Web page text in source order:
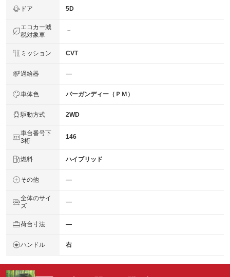
ドア 5D
エコカー減
税対象車
－
ミッション CVT
過給器 ―
車体色 バーガンディー（ＰＭ）
駆動方式 2WD
車台番号下
3桁
146
燃料 ハイブリッド
その他 ―
全体のサイ
ズ
―
荷台寸法 ―
ハンドル 右